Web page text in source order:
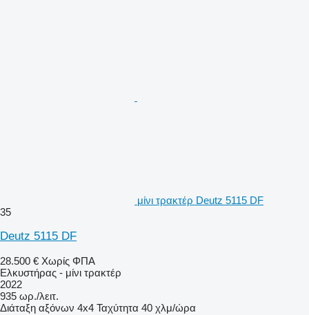
μίνι τρακτέρ Deutz 5115 DF
35
Deutz 5115 DF
28.500 € Χωρίς ΦΠΑ
Ελκυστήρας - μίνι τρακτέρ
2022
935 ωρ./λειτ.
Διάταξη αξόνων 4x4 Ταχύτητα 40 χλμ/ώρα